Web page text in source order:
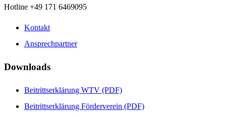
Hotline +49 171 6469095
Kontakt
Ansprechpartner
Downloads
Beitrittserklärung WTV (PDF)
Beitrittserklärung Förderverein (PDF)